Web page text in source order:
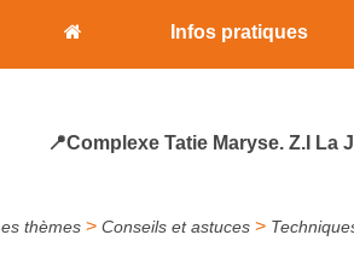
Infos pratiques
📍Complexe Tatie Maryse. Z.I La
thèmes > Conseils et astuces >